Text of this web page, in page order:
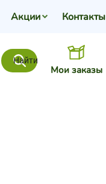
Найти
Мои заказы
Акции Контакты